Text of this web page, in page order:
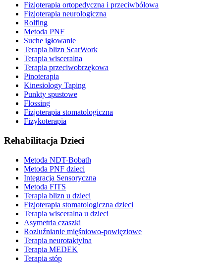
Fizjoterapia ortopedyczna i przeciwbólowa
Fizjoterapia neurologiczna
Rolfing
Metoda PNF
Suche igłowanie
Terapia blizn ScarWork
Terapia wisceralna
Terapia przeciwobrzękowa
Pinoterapia
Kinesiology Taping
Punkty spustowe
Flossing
Fizjoterapia stomatologiczna
Fizykoterapia
Rehabilitacja Dzieci
Metoda NDT-Bobath
Metoda PNF dzieci
Integracja Sensoryczna
Metoda FITS
Terapia blizn u dzieci
Fizjoterapia stomatologiczna dzieci
Terapia wisceralna u dzieci
Asymetria czaszki
Rozluźnianie mięśniowo-powięziowe
Terapia neurotaktylna
Terapia MEDEK
Terapia stóp